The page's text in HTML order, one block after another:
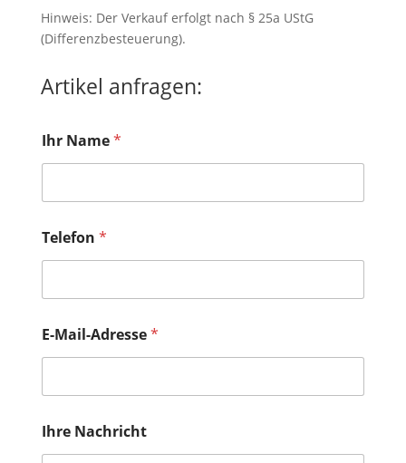
Hinweis: Der Verkauf erfolgt nach § 25a UStG
(Differenzbesteuerung).
Artikel anfragen:
Ihr Name*
Telefon *
E-Mail-Adresse*
h
r
Ihre Nachricht